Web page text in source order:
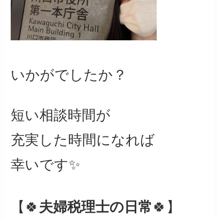
いかがでしたか？
短い相談時間が
充実した時間になれば
幸いです✨
【🍀 夫婦税理士の日常🍀】